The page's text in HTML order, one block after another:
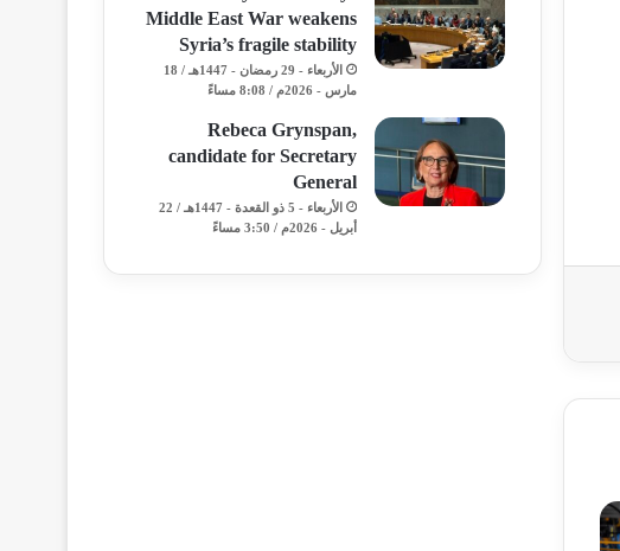
Middle East War weakens
Syria’s fragile stability
الأربعاء - 29 رمضان - 1447هـ / 18
مارس - 2026م / 8:08 مساءً
Rebeca Grynspan,
candidate for Secretary
General
الأربعاء - 5 ذو القعدة - 1447هـ / 22
أبريل - 2026م / 3:50 مساءً